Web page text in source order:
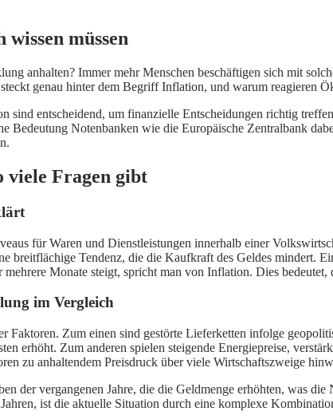
müssen
anhalten? Immer mehr Menschen beschäftigen sich mit
genau hinter dem Begriff Inflation, und warum reagieren
entscheidend, um finanzielle Entscheidungen richtig
Notenbanken wie die Europäische Zentralbank
viele Fragen gibt
für Waren und Dienstleistungen innerhalb einer
breitflächige Tendenz, die die Kaufkraft des Geldes mindert.
Monate steigt, spricht man von Inflation. Dies
im Vergleich
Faktoren. Zum einen sind gestörte Lieferketten infolge
erhöht. Zum anderen spielen steigende Energiepreise,
zu anhaltendem Preisdruck über viele Wirtschaftszweige
der vergangenen Jahre, die die Geldmenge erhöhten, was
ist die aktuelle Situation durch eine komplexe